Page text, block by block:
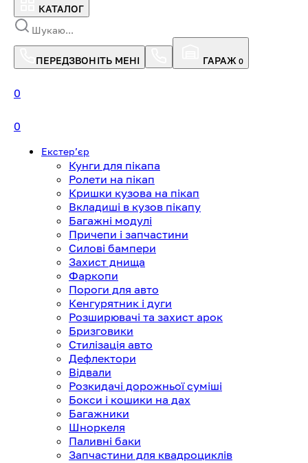
КАТАЛОГ
ПЕРЕДЗВОНІТЬ МЕНІ ГАРАЖ 0
0
0
Екстерʼєр
Кунги для пікапа
Ролети на пікап
Кришки кузова на пікап
Вкладиші в кузов пікапу
Багажні модулі
Причепи і запчастини
Силові бампери
Захист днища
Фаркопи
Пороги для авто
Кенгурятник і дуги
Розширювачі та захист арок
Бризговики
Стилізація авто
Дефлектори
Відвали
Розкидачі дорожньої суміші
Бокси і кошики на дах
Багажники
Шноркеля
Паливні баки
Запчастини для квадроциклів